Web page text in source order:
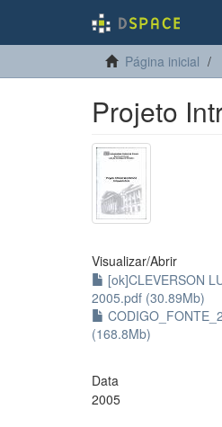
Página inicial
Projeto
Visualizar/Abrir
[ok]CLEVERSON
2005.pdf (30.89Mb)
(168.8Mb)
Data
2005